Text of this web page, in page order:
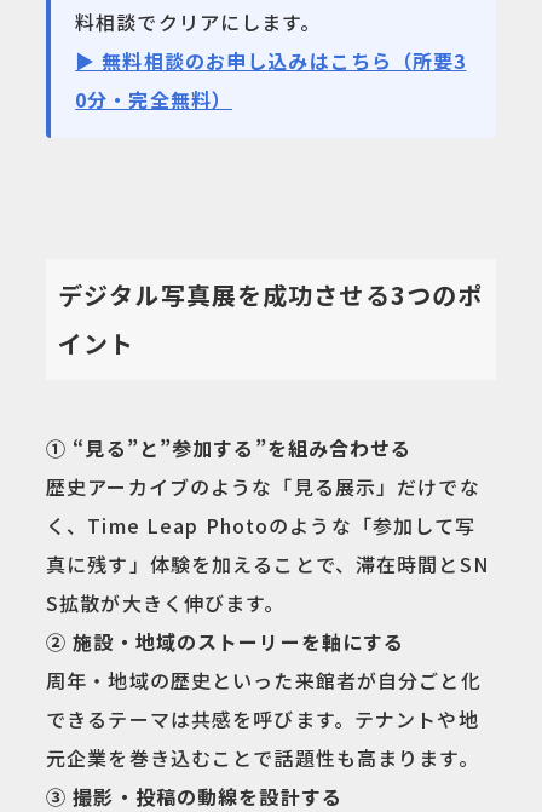
料相談でクリアにします。
▶ 無料相談のお申し込みはこちら（所要3
0分・完全無料）
デジタル写真展を成功させる3つのポ
イント
① “見る”と”参加する”を組み合わせる
歴史アーカイブのような「見る展示」だけでな
く、Time Leap Photoのような「参加して写
真に残す」体験を加えることで、滞在時間とSN
S拡散が大きく伸びます。
② 施設・地域のストーリーを軸にする
周年・地域の歴史といった来館者が自分ごと化
できるテーマは共感を呼びます。テナントや地
元企業を巻き込むことで話題性も高まります。
③ 撮影・投稿の動線を設計する